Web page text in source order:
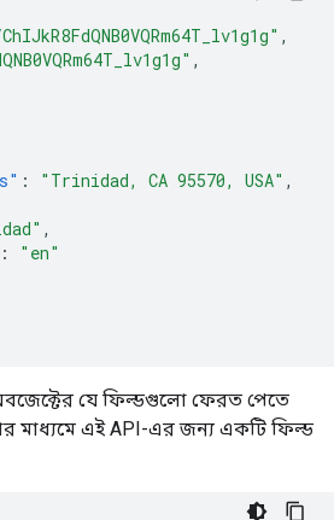
,
,
: "Trinidad, CA 95570, USA" ,
,
:
"en"
যে ফিল্ডগুলো ফেরত পেতে
মাধ্যমে এই API-এর জন্য একটি ফিল্ড